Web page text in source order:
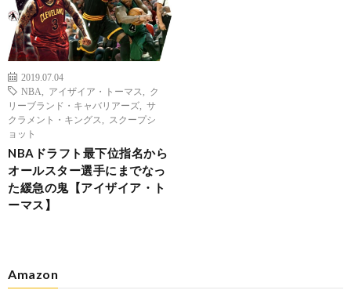
2019.07.04
NBA
アイザイア・トーマス
ク
リーブランド・キャバリアーズ
サ
クラメント・キングス
スクープシ
ョット
NBAドラフト最下位指名から
オールスター選手にまでなっ
た緩急の鬼【アイザイア・ト
ーマス】
Amazon